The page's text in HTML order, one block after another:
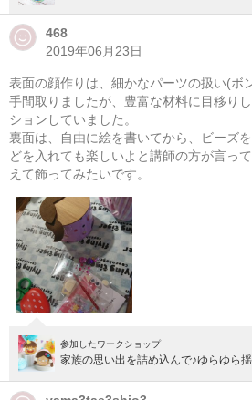
468
2019年06月23日
表面の顔作りは、細かなパーツの扱い(ボ
手間取りましたが、豊富な材料に目移り
ションしていました。
裏面は、自由に絵を書いてから、ビーズ
どを入れても楽しいよと講師の方が言っ
えて飾ってみたいです。
参加したワークショップ
家族の思い出を詰め込んで♪ゆらゆら